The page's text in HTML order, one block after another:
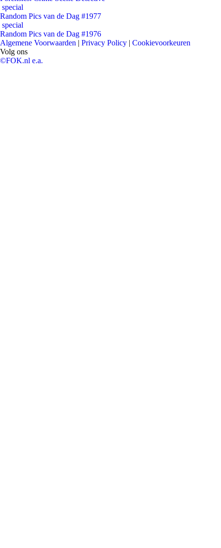
special
Random Pics van de Dag #1977
special
Random Pics van de Dag #1976
Algemene Voorwaarden | Privacy Policy | Cookievoorkeuren
Volg ons
©FOK.nl e.a.